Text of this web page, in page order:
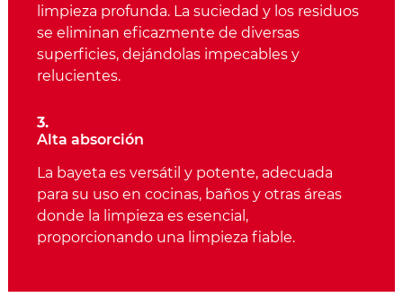
limpieza profunda. La suciedad y los residuos
se eliminan eficazmente de diversas
superficies, dejándolas impecables y
relucientes.
3.
Alta absorción
La bayeta es versátil y potente, adecuada
para su uso en cocinas, baños y otras áreas
donde la limpieza es esencial,
proporcionando una limpieza fiable.